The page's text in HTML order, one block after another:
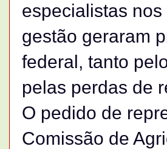
especialistas
gestão geraram
federal, tanto
pelas perdas de
O pedido de
Comissão de